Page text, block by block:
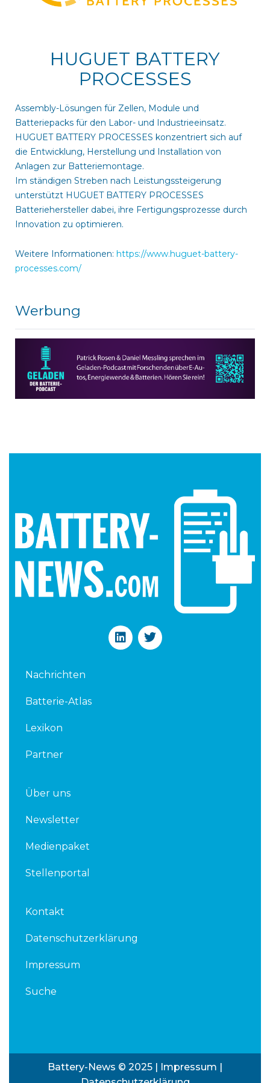
HUGUET BATTERY
PROCESSES
Assembly-Lösungen für Zellen, Module und
Batteriepacks für den Labor- und Industrieeinsatz.
HUGUET BATTERY PROCESSES konzentriert sich auf
die Entwicklung, Herstellung und Installation von
Anlagen zur Batteriemontage.
Im ständigen Streben nach Leistungssteigerung
unterstützt HUGUET BATTERY PROCESSES
Batteriehersteller dabei, ihre Fertigungsprozesse durch
Innovation zu optimieren.
Weitere Informationen: https://www.huguet-battery-
processes.com/
Werbung
L
i
T
w
Nachrichten
Batterie-Atlas
Lexikon
Partner
Über uns
Newsletter
Medienpaket
Stellenportal
Kontakt
Datenschutzerklärung
Impressum
Suche
Battery-News © 2025 | Impressum |